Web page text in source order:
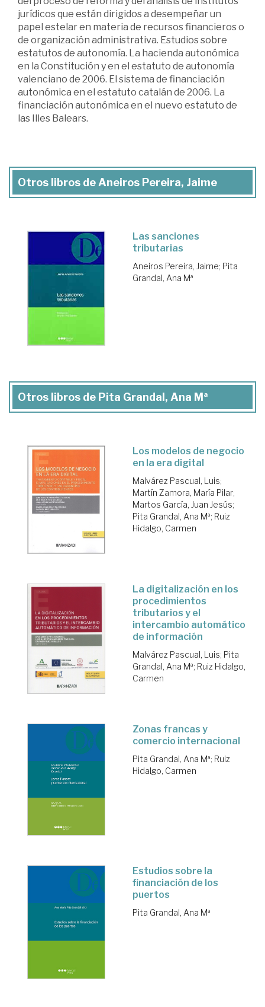
jurídicos que están dirigidos a desempeñar un
papel estelar en materia de recursos financieros o
de organización administrativa. Estudios sobre
estatutos de autonomía. La hacienda autonómica
en la Constitución y en el estatuto de autonomía
valenciano de 2006. El sistema de financiación
autonómica en el estatuto catalán de 2006. La
financiación autonómica en el nuevo estatuto de
las Illes Balears.
Otros libros de Aneiros Pereira, Jaime
Las sanciones
tributarias
Aneiros Pereira, Jaime; Pita
Grandal, Ana Mª
Otros libros de Pita Grandal, Ana Mª
Los modelos de negocio
en la era digital
Malvárez Pascual, Luis;
Martín Zamora, María Pilar;
Martos García, Juan Jesús;
Pita Grandal, Ana Mª; Ruiz
Hidalgo, Carmen
La digitalización en los
procedimientos
tributarios y el
intercambio automático
de información
Malvárez Pascual, Luis; Pita
Grandal, Ana Mª; Ruiz Hidalgo,
Carmen
Zonas francas y
comercio internacional
Pita Grandal, Ana Mª; Ruiz
Hidalgo, Carmen
Estudios sobre la
financiación de los
puertos
Pita Grandal, Ana Mª